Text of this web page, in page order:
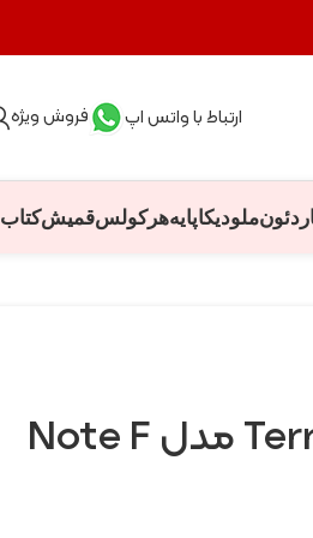
ارتباط با واتس اپ فروش ویژه
ملودیکاپایههرکولسقمیشکتاب